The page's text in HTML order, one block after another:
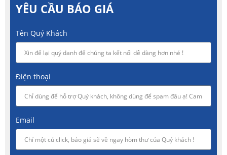
YÊU CẦU BÁO GIÁ
Tên Quý Khách
Điện thoại
Email